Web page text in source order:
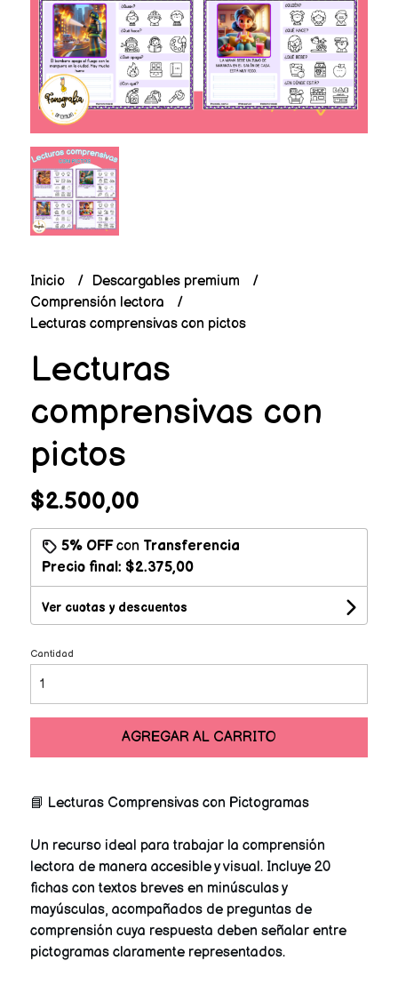
Inicio
Descargables premium
Comprensión lectora
Lecturas comprensivas con pictos
Lecturas
comprensivas con
pictos
$2.500,00
5% OFFcon Transferencia
Precio final: $2.375,00
Ver cuotas y descuentos
Cantidad
AGREGAR AL CARRITO
📘 Lecturas Comprensivas con Pictogramas
Un recurso ideal para trabajar la comprensión
lectora de manera accesible y visual. Incluye 20
fichas con textos breves en minúsculas y
mayúsculas, acompañados de preguntas de
comprensión cuya respuesta deben señalar entre
pictogramas claramente representados.